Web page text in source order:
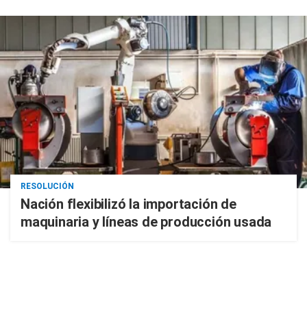
RESOLUCIÓN
Nación flexibilizó la importación de
maquinaria y líneas de producción usada